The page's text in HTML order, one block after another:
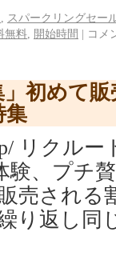
スパークリングセー
無料 開始時間 | コメ
」初めて
集
リクル
験、プチ
売される
り返し